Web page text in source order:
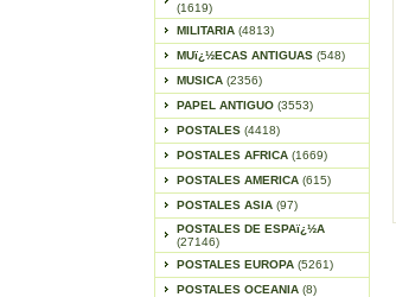
(1619)
MILITARIA (4813)
MUï¿½ECAS ANTIGUAS (548)
MUSICA (2356)
PAPEL ANTIGUO (3553)
POSTALES (4418)
POSTALES AFRICA (1669)
POSTALES AMERICA (615)
POSTALES ASIA (97)
POSTALES DE ESPAï¿½A
(27146)
POSTALES EUROPA (5261)
POSTALES OCEANIA (8)